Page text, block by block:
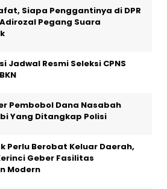
Siapa Penggantinya di DPR
Adirozal Pegang Suara
Jadwal Resmi Seleksi CPNS
Pembobol Dana Nasabah
Yang Ditangkap Polisi
Perlu Berobat Keluar Daerah,
Geber Fasilitas
Modern